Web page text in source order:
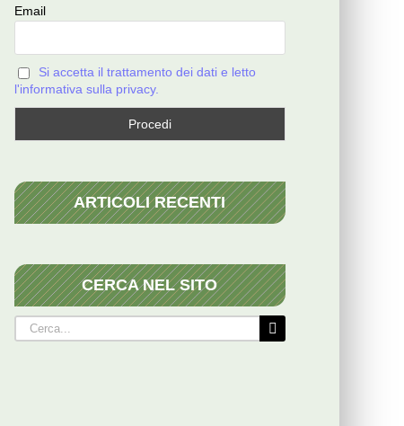
Email
Si accetta il trattamento dei dati e letto
l'informativa sulla privacy.
ARTICOLI RECENTI
CERCA NEL SITO
Cerca
per: